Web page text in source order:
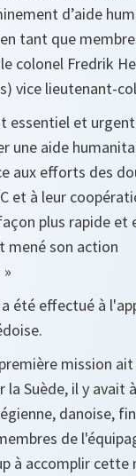
d’aide
tant que
colonel Fredrik
vice lieutenant-
essentiel et
une aide
aux efforts des
et à leur
plus rapide et
mené son action
»
été effectué à
mission
la Suède, il y avait
danoise,
de
à accomplir cette